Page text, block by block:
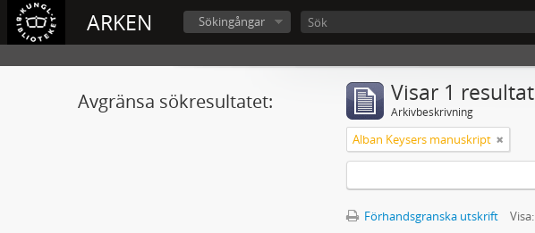
ARKEN Sökingångar
Avgränsa sökresultatet: Visar 1 resultat
Arkivbeskrivning
Alban Keysers manuskript
Förhandsgranska utskrift
Visa: